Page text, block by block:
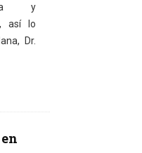
y
así lo
Dr.